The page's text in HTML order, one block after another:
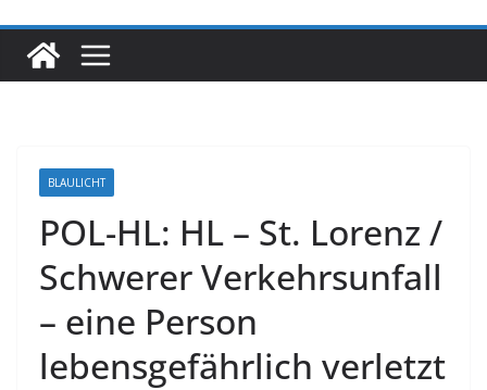
BLAULICHT
POL-HL: HL – St. Lorenz /
Schwerer Verkehrsunfall
– eine Person
lebensgefährlich verletzt